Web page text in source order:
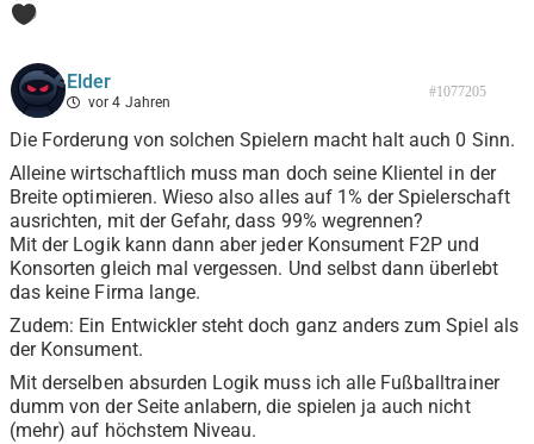
0
Elder
vor 4 Jahren
#1077205
Die Forderung von solchen Spielern macht halt auch 0 Sinn.
Alleine wirtschaftlich muss man doch seine Klientel in der
Breite optimieren. Wieso also alles auf 1% der Spielerschaft
ausrichten, mit der Gefahr, dass 99% wegrennen?
Mit der Logik kann dann aber jeder Konsument F2P und
Konsorten gleich mal vergessen. Und selbst dann überlebt
das keine Firma lange.
Zudem: Ein Entwickler steht doch ganz anders zum Spiel als
der Konsument.
Mit derselben absurden Logik muss ich alle Fußballtrainer
dumm von der Seite anlabern, die spielen ja auch nicht
(mehr) auf höchstem Niveau.